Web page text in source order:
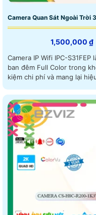
Camera Quan Sát Ngoài Trời
1,500,000 ₫
Camera IP Wifi IPC-
ban đêm Full Color trong